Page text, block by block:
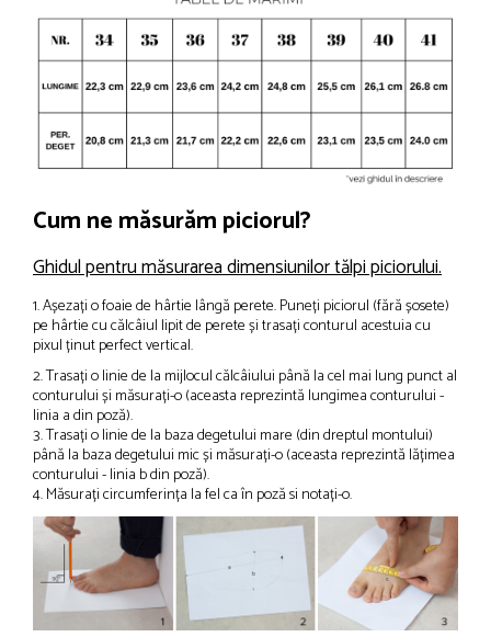
Cum ne măsurăm piciorul?
Ghidul pentru măsurarea dimensiunilor tălpi piciorului.
1. Așezați o foaie de hârtie lângă perete. Puneți piciorul (fără șosete)
pe hârtie cu călcâiul lipit de perete și trasați conturul acestuia cu
pixul ținut perfect vertical.
2. Trasați o linie de la mijlocul călcâiului până la cel mai lung punct al
conturului și măsurați-o (aceasta reprezintă lungimea conturului -
linia a din poză).
3. Trasați o linie de la baza degetului mare (din dreptul montului)
până la baza degetului mic și măsurați-o (aceasta reprezintă lățimea
conturului - linia b din poză).
4. Măsurați circumferința la fel ca în poză si notați-o.